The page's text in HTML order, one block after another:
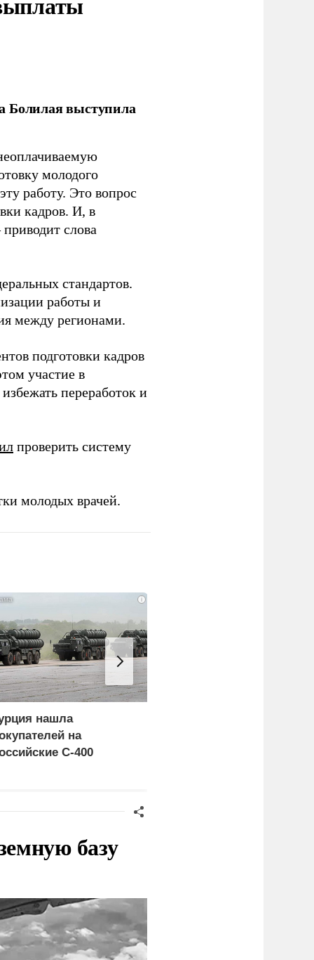
Болилая выступила
молодого
работу. Это вопрос
кадров. И, в
слова
стандартов.
работы и
между регионами.
подготовки кадров
участие в
переработок и
проверить систему
молодых врачей.
i
нашла
на
C-400
базу